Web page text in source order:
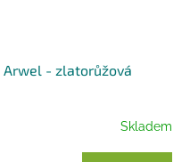
Arwel - zlatorůžová
Skladem